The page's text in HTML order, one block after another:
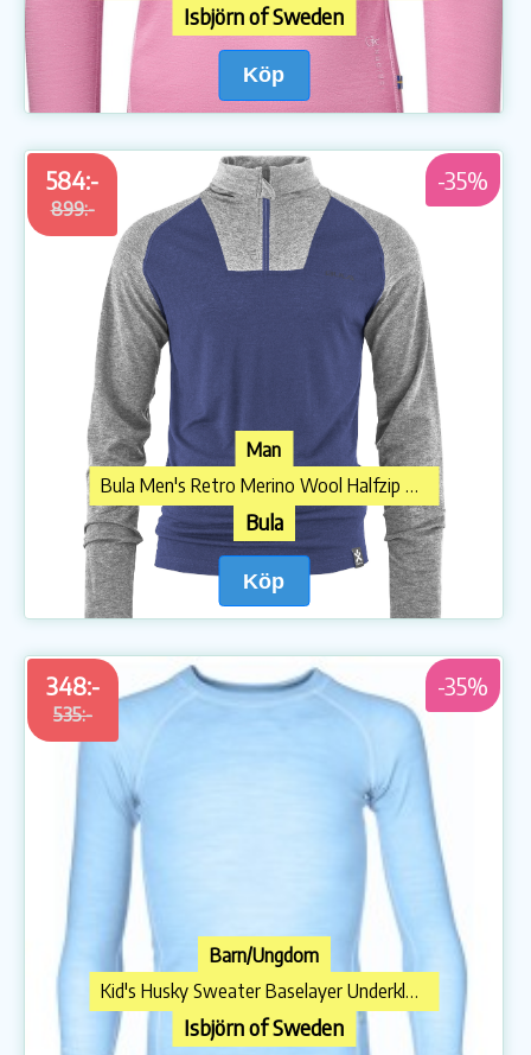
Isbjörn of Sweden
Köp
584:-
899:-
-35%
Man
Bula Men's Retro Merino Wool Halfzip Sweater Sblue
Bula
Köp
348:-
535:-
-35%
Barn/Ungdom
Kid's Husky Sweater Baselayer Underkläder merinoull
Isbjörn of Sweden